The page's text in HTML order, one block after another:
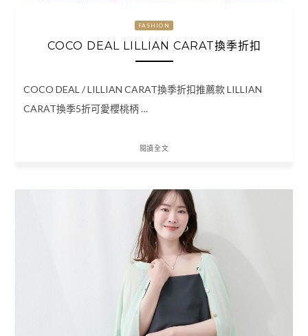
FASHION
COCO DEAL LILLIAN CARAT換季折扣
COCO DEAL / LILLIAN CARAT換季折扣推薦款 LILLIAN
CARAT換季5折可愛櫻桃柄 …
閱讀全文